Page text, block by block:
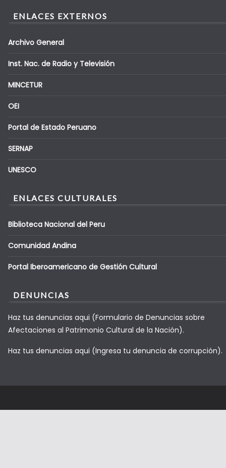
ENLACES EXTERNOS
Archivo General
Inst. Nac. de Radio y Televisión
MINCETUR
OEI
Portal de Estado Peruano
SERNAP
UNESCO
ENLACES CULTURALES
Biblioteca Nacional del Peru
Comunidad Andina
Portal Iberoamericano de Gestión Cultural
DENUNCIAS
Haz tus denuncias aqui (Formulario de Denuncias sobre
Afectaciones al Patrimonio Cultural de la Nación).
Haz tus denuncias aqui (Ingresa tu denuncia de corrupción).